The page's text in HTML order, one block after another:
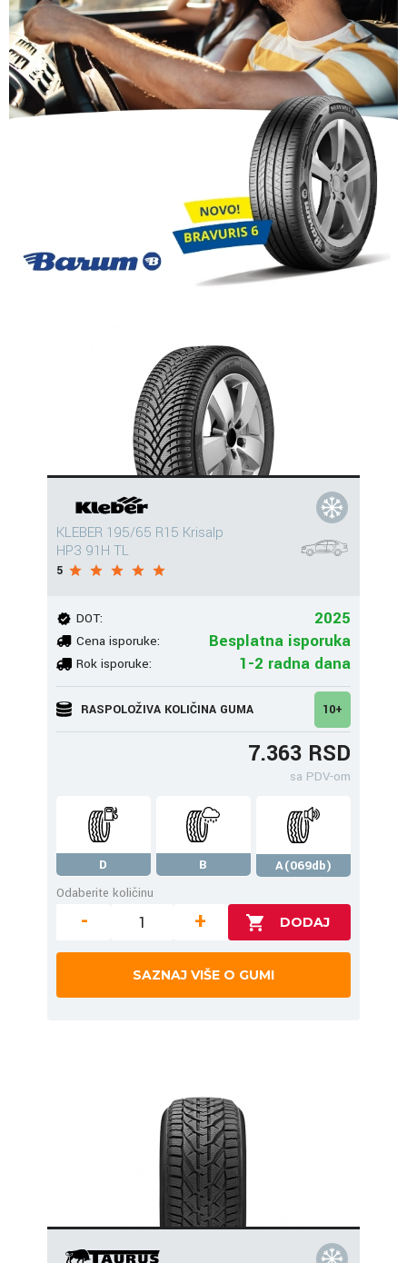
KLEBER 195/65 R15 Krisalp
HP3 91H TL
5
DOT: 2025
Cena isporuke: Besplatna isporuka
Rok isporuke: 1-2 radna dana
RASPOLOŽIVA KOLIČINA GUMA 10+
7.363 RSD
sa PDV-om
D B
A(069db)
Odaberite količinu
- +
SAZNAJ VIŠE O GUMI